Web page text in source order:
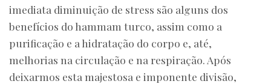
imediata diminuição de stress são alguns dos
benefícios do hammam turco, assim como a
purificação e a hidratação do corpo e, até,
melhorias na circulação e na respiração. Após
deixarmos esta majestosa e imponente divisão,